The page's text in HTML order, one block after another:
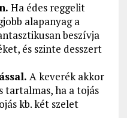
Ha édes reggelit
alapanyag a
beszívja
és szinte desszert
A keverék akkor
tartalmas, ha a tojás
kb. két szelet